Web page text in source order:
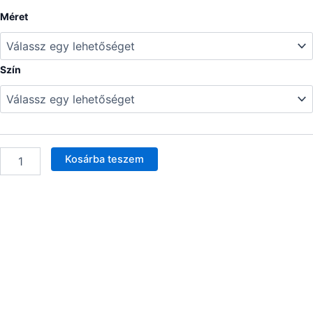
Méret
Szín
RCS
szilikon
karkötő
mennyiség
Kosárba teszem